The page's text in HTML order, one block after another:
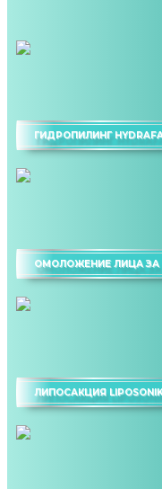
ГИДРОПИЛИНГ
ОМОЛОЖЕНИЕ ЛИЦА ЗА
ЛИПОСАКЦИЯ